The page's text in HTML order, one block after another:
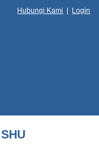
Hubungi Kami Login